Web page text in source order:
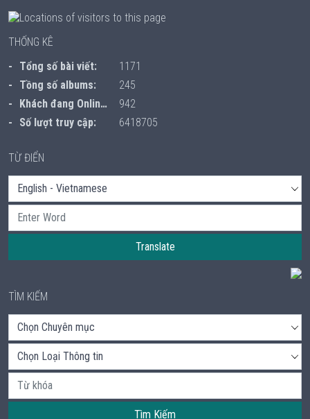
THỐNG KÊ
Tổng số bài viết:
1171
Tồng số albums:
245
Khách đang Online:
942
Số lượt truy cập:
6418705
TỪ ĐIỂN
Translate
TÌM KIẾM
Tìm Kiếm